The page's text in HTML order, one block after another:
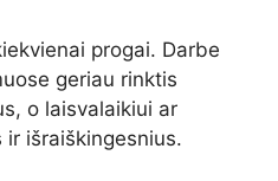
progai. Darbe
geriau rinktis
o laisvalaikiui ar
išraiškingesnius.